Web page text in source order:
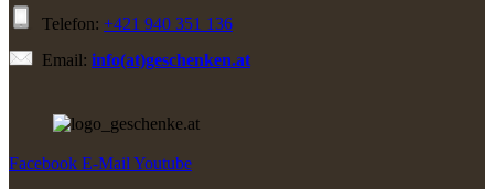
Telefon: +421 940 351 136
Email: info(at)geschenken.at
Facebook E-Mail Youtube